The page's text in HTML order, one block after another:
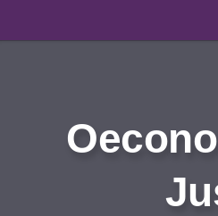
Для авторов